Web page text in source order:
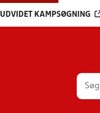
UDVIDET KAMPSØGNING